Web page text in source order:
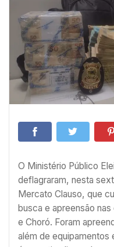
O Ministério Público
deflagraram, nesta
Mercato Clauso, que
busca e apreensão
e Choró. Foram
além de equipamentos